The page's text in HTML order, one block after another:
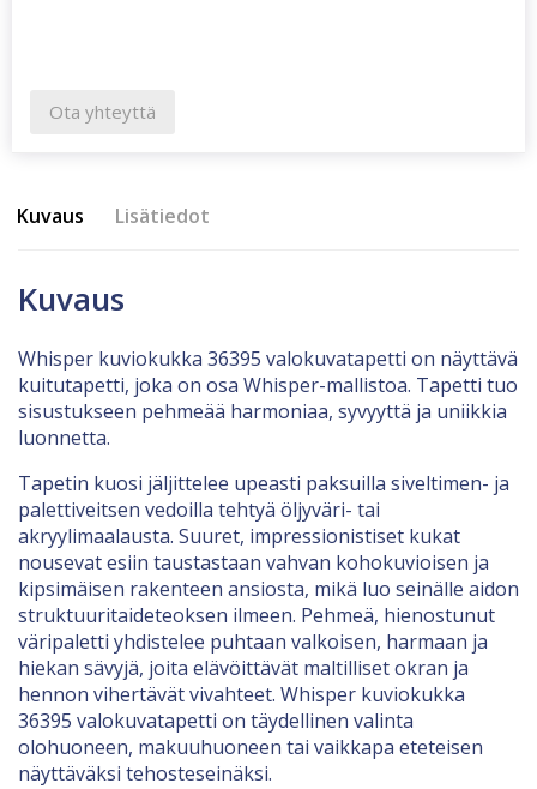
Ota yhteyttä
Kuvaus Lisätiedot
Kuvaus
Whisper kuviokukka 36395 valokuvatapetti on näyttävä
kuitutapetti, joka on osa Whisper-mallistoa. Tapetti tuo
sisustukseen pehmeää harmoniaa, syvyyttä ja uniikkia
luonnetta.
Tapetin kuosi jäljittelee upeasti paksuilla siveltimen- ja
palettiveitsen vedoilla tehtyä öljyväri- tai
akryylimaalausta. Suuret, impressionistiset kukat
nousevat esiin taustastaan vahvan kohokuvioisen ja
kipsimäisen rakenteen ansiosta, mikä luo seinälle aidon
struktuuritaideteoksen ilmeen. Pehmeä, hienostunut
väripaletti yhdistelee puhtaan valkoisen, harmaan ja
hiekan sävyjä, joita elävöittävät maltilliset okran ja
hennon vihertävät vivahteet. Whisper kuviokukka
36395 valokuvatapetti on täydellinen valinta
olohuoneen, makuuhuoneen tai vaikkapa eteteisen
näyttäväksi tehosteseinäksi.